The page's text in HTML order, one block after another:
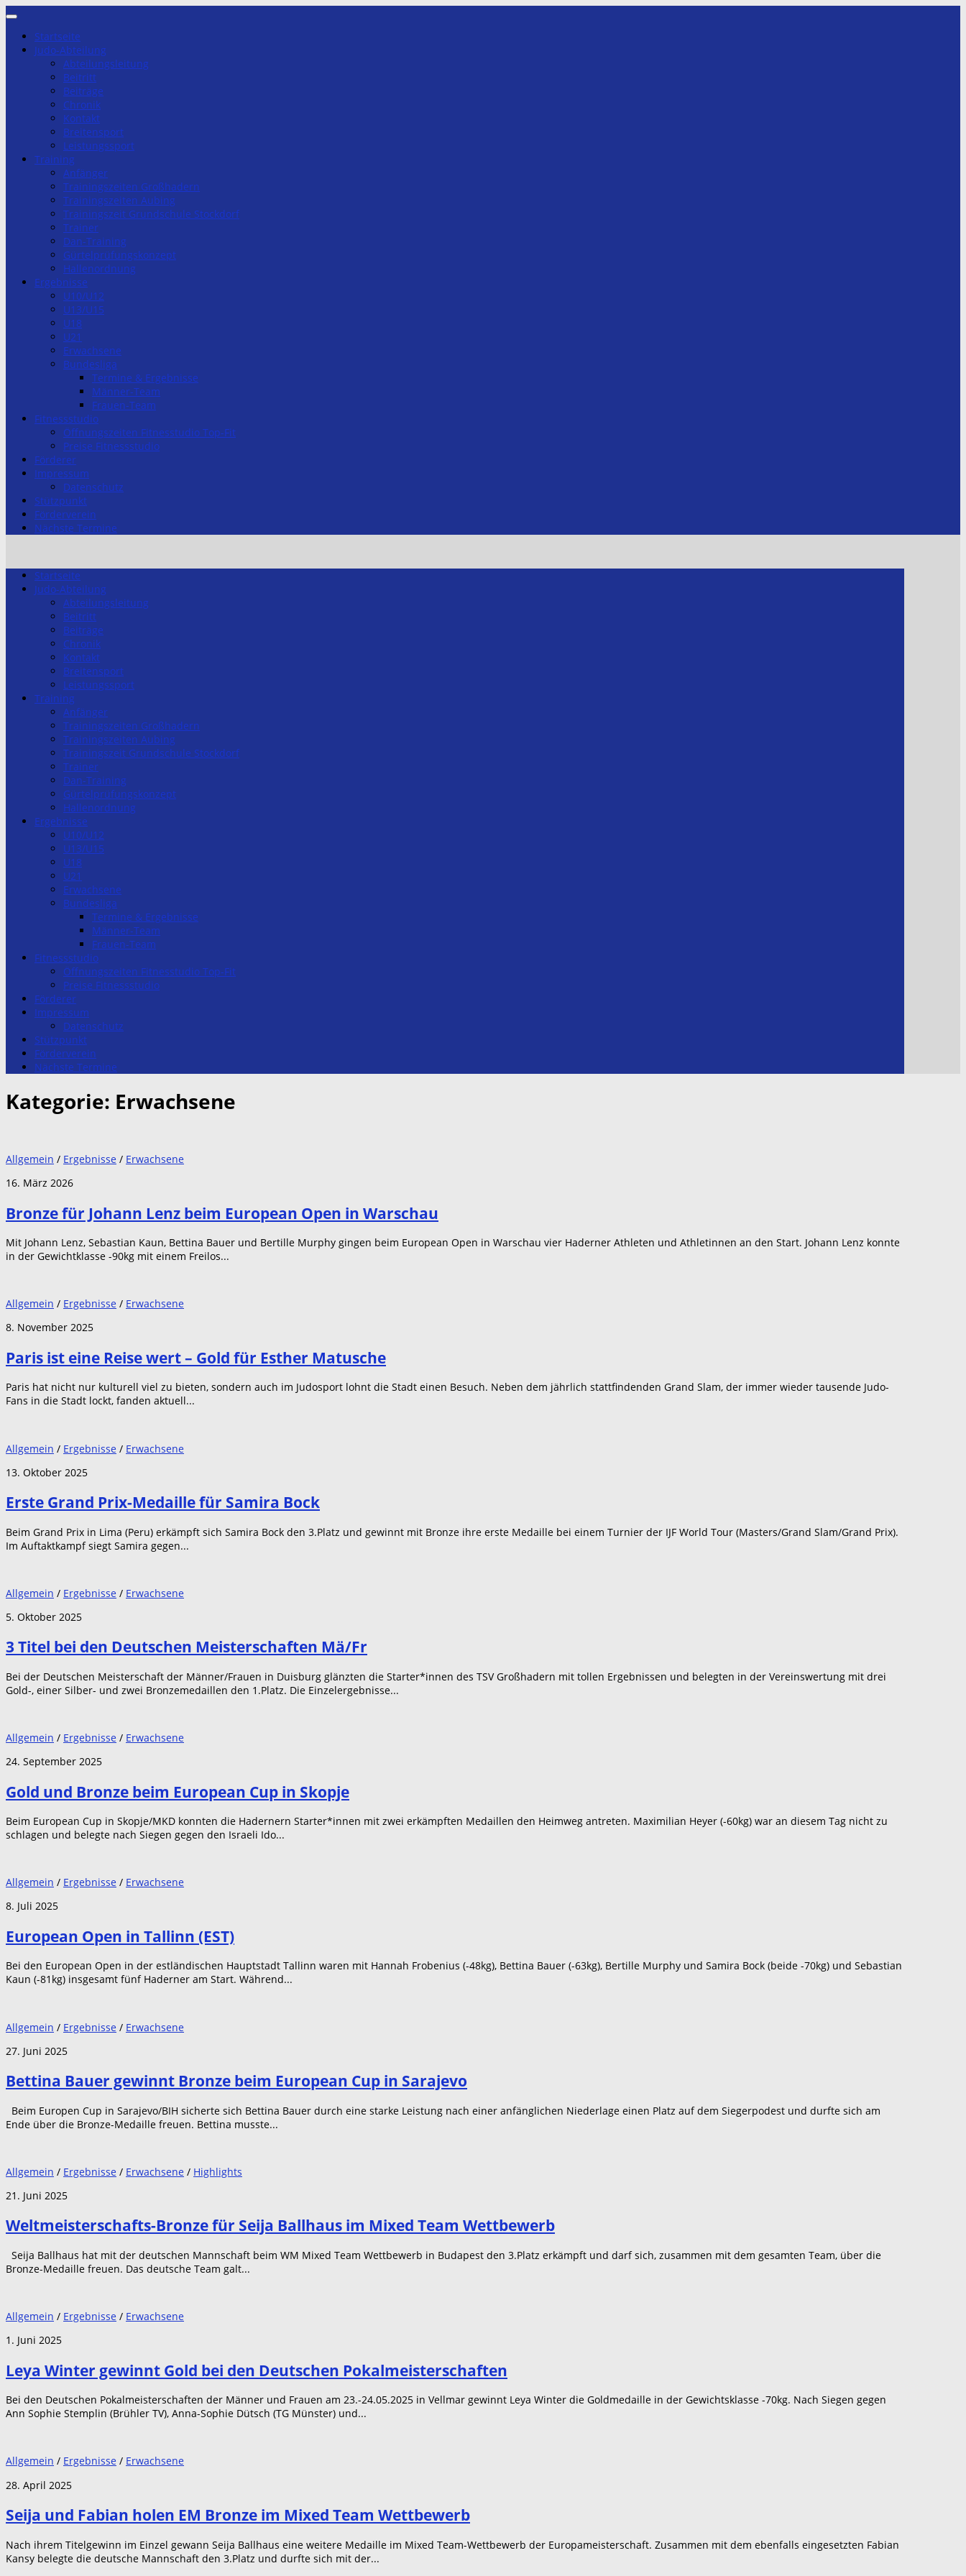
Zum
springenStartseite
Judo-Abteilung
Abteilungsleitung
Beitritt
Beiträge
Chronik
Kontakt
Breitensport
Leistungssport
Training
Anfänger
Trainingszeiten Großhadern
Trainingszeiten Aubing
Trainingszeit Grundschule Stockdorf
Trainer
Dan-Training
Gürtelprüfungskonzept
Hallenordnung
Ergebnisse
U10/U12
U13/U15
U18
U21
Erwachsene
Bundesliga
Termine & Ergebnisse
Männer-Team
Frauen-Team
Fitnessstudio
Öffnungszeiten Fitnesstudio Top-Fit
Preise Fitnessstudio
Förderer
Impressum
Datenschutz
Stützpunkt
Förderverein
Nächste Termine
Startseite
Judo-Abteilung
Abteilungsleitung
Beitritt
Beiträge
Chronik
Kontakt
Breitensport
Leistungssport
Training
Anfänger
Trainingszeiten Großhadern
Trainingszeiten Aubing
Trainingszeit Grundschule Stockdorf
Trainer
Dan-Training
Gürtelprüfungskonzept
Hallenordnung
Ergebnisse
U10/U12
U13/U15
U18
U21
Erwachsene
Bundesliga
Termine & Ergebnisse
Männer-Team
Frauen-Team
Fitnessstudio
Öffnungszeiten Fitnesstudio Top-Fit
Preise Fitnessstudio
Förderer
Impressum
Datenschutz
Stützpunkt
Förderverein
Nächste Termine
Kategorie: Erwachsene
Allgemein / Ergebnisse / Erwachsene
16. März 2026
Bronze für Johann Lenz beim European Open in Warschau
Mit Johann Lenz, Sebastian Kaun, Bettina Bauer und Bertille Murphy gingen beim European Open in Warschau vier Haderner Athleten und Athletinnen an den Start. Johann Lenz konnte
in der Gewichtklasse -90kg mit einem Freilos...
Allgemein / Ergebnisse / Erwachsene
8. November 2025
Paris ist eine Reise wert – Gold für Esther Matusche
Paris hat nicht nur kulturell viel zu bieten, sondern auch im Judosport lohnt die Stadt einen Besuch. Neben dem jährlich stattfindenden Grand Slam, der immer wieder tausende Judo-
Fans in die Stadt lockt, fanden aktuell...
Allgemein / Ergebnisse / Erwachsene
13. Oktober 2025
Erste Grand Prix-Medaille für Samira Bock
Beim Grand Prix in Lima (Peru) erkämpft sich Samira Bock den 3.Platz und gewinnt mit Bronze ihre erste Medaille bei einem Turnier der IJF World Tour (Masters/Grand Slam/Grand Prix).
Im Auftaktkampf siegt Samira gegen...
Allgemein / Ergebnisse / Erwachsene
5. Oktober 2025
3 Titel bei den Deutschen Meisterschaften Mä/Fr
Bei der Deutschen Meisterschaft der Männer/Frauen in Duisburg glänzten die Starter*innen des TSV Großhadern mit tollen Ergebnissen und belegten in der Vereinswertung mit drei
Gold-, einer Silber- und zwei Bronzemedaillen den 1.Platz. Die Einzelergebnisse...
Allgemein / Ergebnisse / Erwachsene
24. September 2025
Gold und Bronze beim European Cup in Skopje
Beim European Cup in Skopje/MKD konnten die Hadernern Starter*innen mit zwei erkämpften Medaillen den Heimweg antreten. Maximilian Heyer (-60kg) war an diesem Tag nicht zu
schlagen und belegte nach Siegen gegen den Israeli Ido...
Allgemein / Ergebnisse / Erwachsene
8. Juli 2025
European Open in Tallinn (EST)
Bei den European Open in der estländischen Hauptstadt Tallinn waren mit Hannah Frobenius (-48kg), Bettina Bauer (-63kg), Bertille Murphy und Samira Bock (beide -70kg) und Sebastian
Kaun (-81kg) insgesamt fünf Haderner am Start. Während...
Allgemein / Ergebnisse / Erwachsene
27. Juni 2025
Bettina Bauer gewinnt Bronze beim European Cup in Sarajevo
Beim Europen Cup in Sarajevo/BIH sicherte sich Bettina Bauer durch eine starke Leistung nach einer anfänglichen Niederlage einen Platz auf dem Siegerpodest und durfte sich am
Ende über die Bronze-Medaille freuen. Bettina musste...
Allgemein / Ergebnisse / Erwachsene / Highlights
21. Juni 2025
Weltmeisterschafts-Bronze für Seija Ballhaus im Mixed Team Wettbewerb
Seija Ballhaus hat mit der deutschen Mannschaft beim WM Mixed Team Wettbewerb in Budapest den 3.Platz erkämpft und darf sich, zusammen mit dem gesamten Team, über die
Bronze-Medaille freuen. Das deutsche Team galt...
Allgemein / Ergebnisse / Erwachsene
1. Juni 2025
Leya Winter gewinnt Gold bei den Deutschen Pokalmeisterschaften
Bei den Deutschen Pokalmeisterschaften der Männer und Frauen am 23.-24.05.2025 in Vellmar gewinnt Leya Winter die Goldmedaille in der Gewichtsklasse -70kg. Nach Siegen gegen
Ann Sophie Stemplin (Brühler TV), Anna-Sophie Dütsch (TG Münster) und...
Allgemein / Ergebnisse / Erwachsene
28. April 2025
Seija und Fabian holen EM Bronze im Mixed Team Wettbewerb
Nach ihrem Titelgewinn im Einzel gewann Seija Ballhaus eine weitere Medaille im Mixed Team-Wettbewerb der Europameisterschaft. Zusammen mit dem ebenfalls eingesetzten Fabian
Kansy belegte die deutsche Mannschaft den 3.Platz und durfte sich mit der...